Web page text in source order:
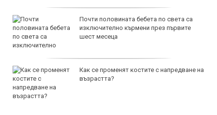
Почти половината бебета по света са
изключително кърмени през първите
шест месеца
Как се променят костите с напредване на
възрастта?